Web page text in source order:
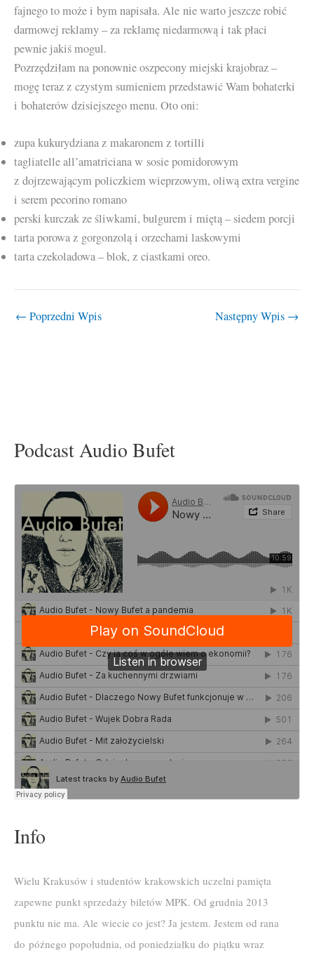
fajnego to może i bym napisała. Ale nie warto jeszcze robić
darmowej reklamy – za reklamę niedarmową i tak płaci
pewnie jakiś mogul.
Pozrzędziłam na ponownie oszpecony miejski krajobraz –
mogę teraz z czystym sumieniem przedstawić Wam bohaterki
i bohaterów dzisiejszego menu. Oto oni:
zupa kukurydziana z makaronem z tortilli
tagliatelle all’amatriciana w sosie pomidorowym
z dojrzewającym policzkiem wieprzowym, oliwą extra vergine
i serem pecorino romano
perski kurczak ze śliwkami, bulgurem i miętą – siedem porcji
tarta porowa z gorgonzolą i orzechami laskowymi
tarta czekoladowa – blok, z ciastkami oreo.
← Poprzedni Wpis Następny Wpis →
Podcast Audio Bufet
Info
Wielu Krakusów i studentów krakowskich uczelni pamięta
zapewne punkt sprzedaży biletów MPK. Od grudnia 2013
punktu nie ma. Ale wiecie co jest? Ja jestem. Jestem od rana
do późnego popołudnia, od poniedziałku do piątku wraz